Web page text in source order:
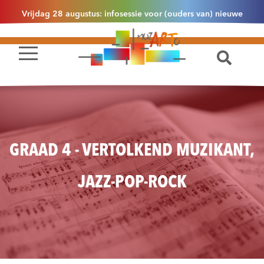
Vrijdag 28 augustus: infosessie voor (ouders van) nieuwe
leerlingen 2.1 om 13u30 in Essen
GRAAD 4 - VERTOLKEND MUZIKANT,
JAZZ-POP-ROCK